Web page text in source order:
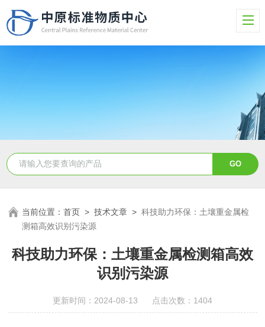
当前位置：首页 >技术文章 >科技助力环保：土壤重金属检
测箱高效识别污染源
科技助力环保：土壤重金属检测箱高效
识别污染源
更新时间：2024-08-13 点击次数：1404